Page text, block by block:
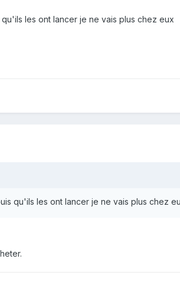
les ont lancer je ne vais plus chez eux
qu'ils les ont lancer je ne vais plus chez